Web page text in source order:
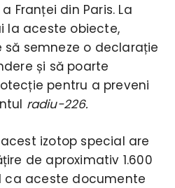
Franței din Paris. La
la aceste obiecte,
să semneze o declarație
și să poarte
pentru a preveni
radiu-226.
izotop special are
de aproximativ 1.600
ca aceste documente